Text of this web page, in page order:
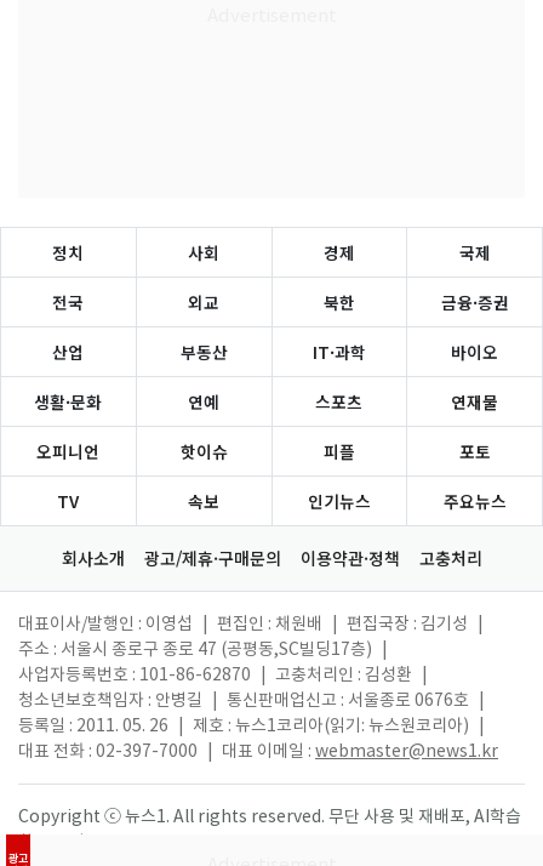
광고
정치 사회 경제 국제
전국 외교 북한 금융·증권
산업 부동산 IT·과학 바이오
생활·문화 연예 스포츠 연재물
오피니언 핫이슈 피플 포토
TV 속보 인기뉴스 주요뉴스
회사소개 광고/제휴·구매문의 이용약관·정책 고충처리
대표이사/발행인 : 이영섭 편집인 : 채원배 편집국장 : 김기성
주소 : 서울시 종로구 종로 47 (공평동,SC빌딩17층)
사업자등록번호 : 101-86-62870
고충처리인 : 김성환
청소년보호책임자 : 안병길
통신판매업신고 : 서울종로 0676호
등록일 : 2011. 05. 26
제호 : 뉴스1코리아(읽기: 뉴스원코리아)
대표 전화 : 02-397-7000
대표 이메일 : webmaster@news1.kr
Copyright ⓒ 뉴스1. All rights reserved. 무단 사용 및 재배포, AI학습
활용 금지.